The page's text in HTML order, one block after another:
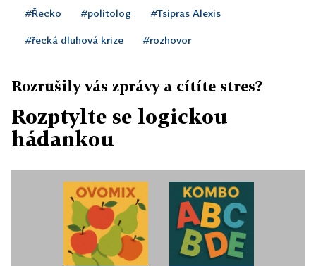
#Řecko #politolog #Tsipras Alexis
#řecká dluhová krize #rozhovor
Rozrušily vás zprávy a cítíte stres?
Rozptylte se logickou
hádankou